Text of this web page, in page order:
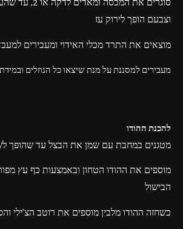
וצבעם הופך לירוק עז
מוצאים את התרד מכלי האידוי ומעבירים למעבד
מעבירים למסננת על מנת שיצאו כל הנוזלים
להכנת ההודו
מטגנים במחבת עם שמן את הבצל עד שהופך
מוספים את ההודו הטחון ובאמצעות כף עץ
הבישול
כשחזה ההודו מלבין מוספים את רוטב הצ'ילי